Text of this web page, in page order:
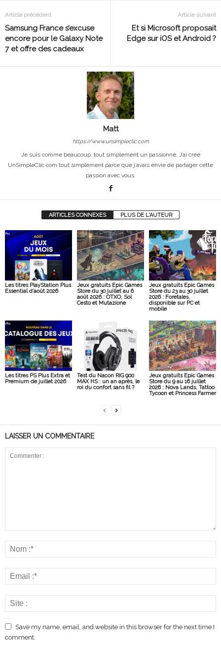
Article précédent
Samsung France s’excuse
encore pour le Galaxy Note
7 et offre des cadeaux
Article suivant
Et si Microsoft proposait
Edge sur iOS et Android ?
Matt
https://www.unsimpleclic.com
Je suis comme beaucoup, tout simplement un passionné. J’ai créé
UnSimpleClic.com tout simplement parce que j’avais envie de partager cette
passion avec vous.
ARTICLES CONNEXES PLUS DE L'AUTEUR
Les titres PlayStation Plus
Essential d’août 2026
Jeux gratuits Epic Games
Store du 30 juillet au 6
août 2026 : OTXO, Sol
Cesto et Mutazione
Jeux gratuits Epic Games
Store du 23 au 30 juillet
2026 : Foretales,
disponible sur PC et
mobile
Les titres PS Plus Extra et
Premium de juillet 2026
Test du Nacon RIG 900
MAX HS : un an après, le
roi du confort sans fil ?
Jeux gratuits Epic Games
Store du 9 au 16 juillet
2026 : Nova Lands, Tattoo
Tycoon et Princess Farmer
LAISSER UN COMMENTAIRE
Save my name, email, and website in this browser for the next time I
comment.